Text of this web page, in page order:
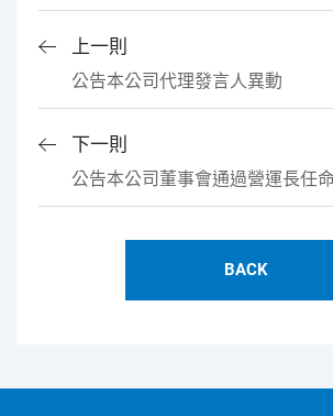
上一則
公告本公司代理發言人異動
下一則
公告本公司董事會通過營運長任
BACK